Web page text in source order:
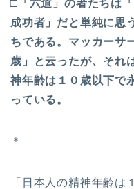
□「六道」の者たちは
成功者」だと単純に思
ちである。マッカーサ
歳」と云ったが、それ
神年齢は１０歳以下で
っている。
＊
「日本人の精神年齢は